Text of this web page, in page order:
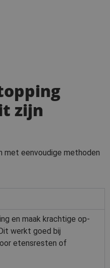
zijn
met eenvoudige methoden
en maak krachtige op-
werkt goed bij
etensresten of